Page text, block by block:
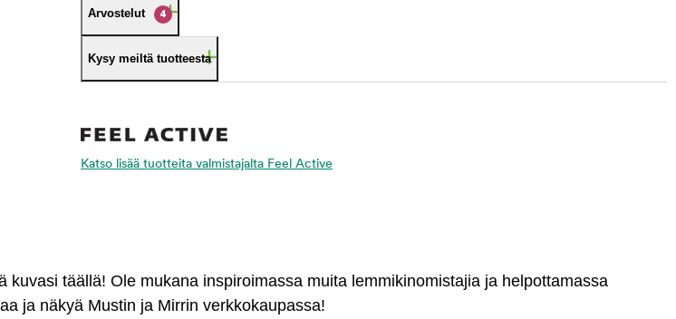
Arvostelut 4
Kysy meiltä tuotteesta
Katso lisää tuotteita valmistajalta Feel Active
täällä! Ole mukana inspiroimassa muita lemmikinomistajia ja helpottamassa
ja näkyä Mustin ja Mirrin verkkokaupassa!